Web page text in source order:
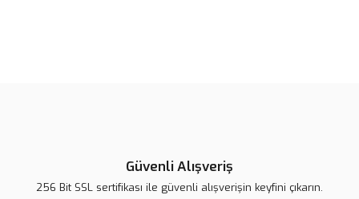
Güvenli Alışveriş
256 Bit SSL sertifikası ile güvenli alışverişin keyfini çıkarın.